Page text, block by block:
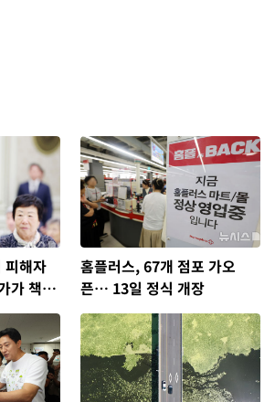
피해자
가 책임
홈플러스, 67개 점포 가오
픈… 13일 정식 개장